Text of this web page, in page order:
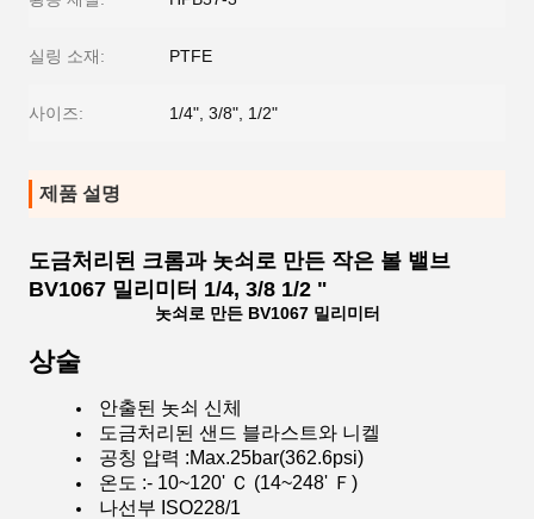
실링 소재: PTFE
사이즈: 1/4", 3/8", 1/2"
제품 설명
도금처리된 크롬과 놋쇠로 만든 작은 볼 밸브
BV1067 밀리미터 1/4, 3/8 1/2 "
놋쇠로 만든 BV1067 밀리미터
상술
안출된 놋쇠 신체
도금처리된 샌드 블라스트와 니켈
공칭 압력 :Max.25bar(362.6psi)
온도 :- 10~120' Ｃ (14~248' Ｆ)
나선부 ISO228/1